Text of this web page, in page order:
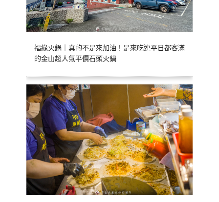
福緣火鍋｜真的不是來加油！是來吃連平日都客滿
的金山超人氣平價石頭火鍋